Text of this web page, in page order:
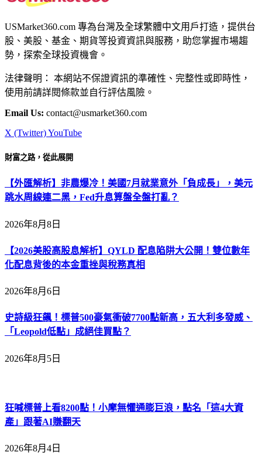
USMarket360.com 專為台灣及全球繁體中文用戶打造，提供台
股、美股、基金、期貨等投資資訊與服務，助您掌握市場趨
勢，探索全球投資機會。
法律聲明： 本網站不保證資訊的準確性、完整性或即時性，
使用前請詳閱條款並自行評估風險。
Email Us: contact@usmarket360.com
X (Twitter)YouTube
財富之路，從此展開
【外匯解析】非農爆冷！美國7月就業意外「負成長」，美元
跳水周線連二黑，Fed升息算盤全盤打亂？
2026年8月8日
【2026美股高股息解析】QYLD 配息陷阱大公開！雙位數年
化配息背後的本金重挫與稅務真相
2026年8月6日
史詩級狂飆！標普500豪氣衝破7700點新高，五大利多發威、
「Leopold低點」成絕佳買點？
2026年8月5日
狂喊標普上看8200點！小摩無懼通膨巨浪，點名「這4大資
產」跟著AI賺翻天
2026年8月4日